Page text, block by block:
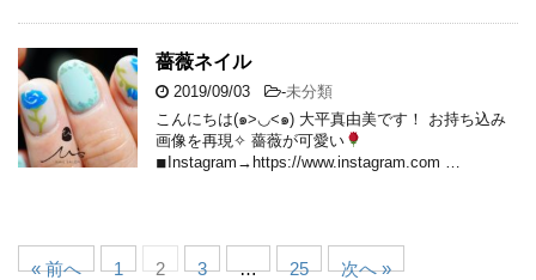
薔薇ネイル
2019/09/03 -未分類
こんにちは(๑>◡<๑) 大平真由美です！ お持ち込み
画像を再現✧ 薔薇が可愛い
◾︎Instagram→https://www.instagram.com …
« 前へ 1 2 3 … 25 次へ »